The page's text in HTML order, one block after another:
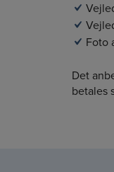
Foto
Det
betales